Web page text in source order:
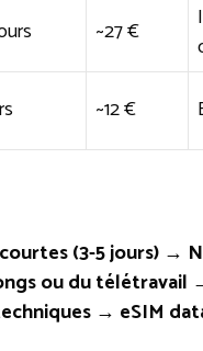
~27 €
~12 €
(3-5 jours) →
ou du télétravail
→ eSIM